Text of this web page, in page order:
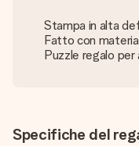
Stampa in alta
Fatto con
Puzzle regalo
Specifiche del